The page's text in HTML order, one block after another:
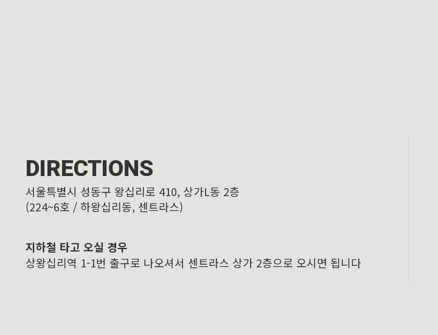
DIRECTIONS
서울특별시 성동구 왕십리로 410, 상가L동 2층
(224~6호 / 하왕십리동, 센트라스)
지하철 타고 오실 경우
상왕십리역 1-1번 출구로 나오셔서 센트라스 상가 2층으로 오시면 됩니다